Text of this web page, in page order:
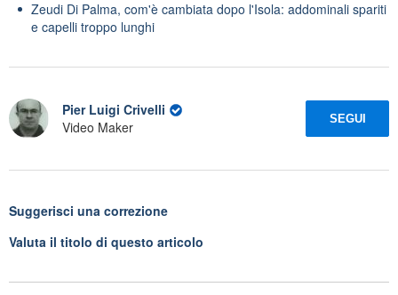
Zeudi Di Palma, com'è cambiata dopo l'Isola: addominali spariti
e capelli troppo lunghi
Pier Luigi Crivelli
Video Maker
SEGUI
Suggerisci una correzione
Valuta il titolo di questo articolo